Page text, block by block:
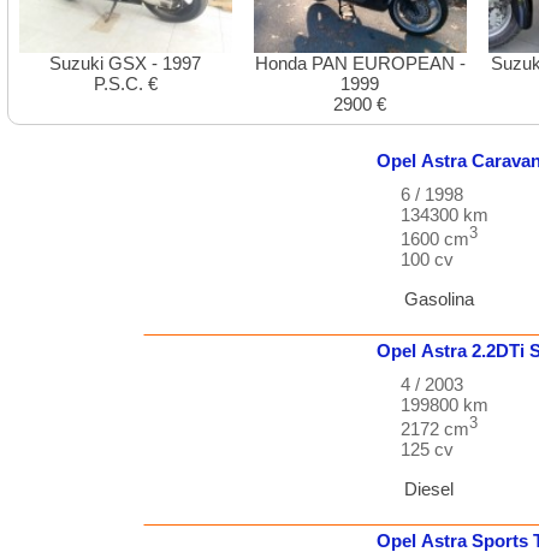
Suzuki GSX - 1997
P.S.C. €
Honda PAN EUROPEAN -
1999
2900 €
Opel Astra
6 / 1998
134300 km
1600 cm3
100 cv
Gasolina
Opel Astra 2.2DTi
4 / 2003
199800 km
2172 cm3
125 cv
Diesel
Opel Astra Sports